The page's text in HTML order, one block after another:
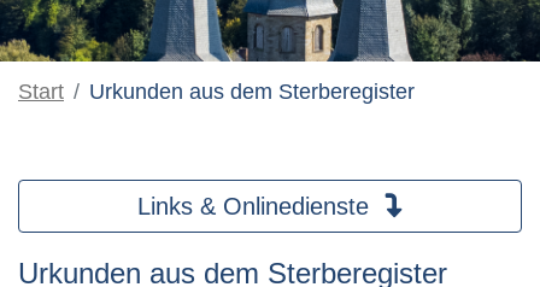
Start Urkunden aus dem Sterberegister
Links & Onlinedienste
Urkunden aus dem Sterberegister